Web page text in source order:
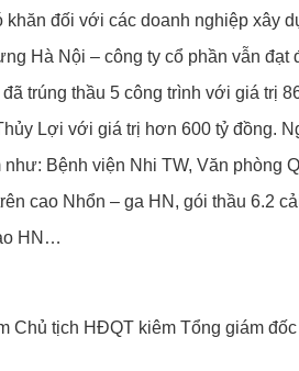
khăn đối với các doanh nghiệp xây
Hà Nội – công ty cổ phần vẫn
trúng thầu 5 công trình với giá trị
Lợi với giá trị hơn 600 tỷ đồng.
Bệnh viện Nhi TW, Văn phòng
cao Nhổn – ga HN, gói thầu 6.2
HN…
Chủ tịch HĐQT kiêm Tổng giám